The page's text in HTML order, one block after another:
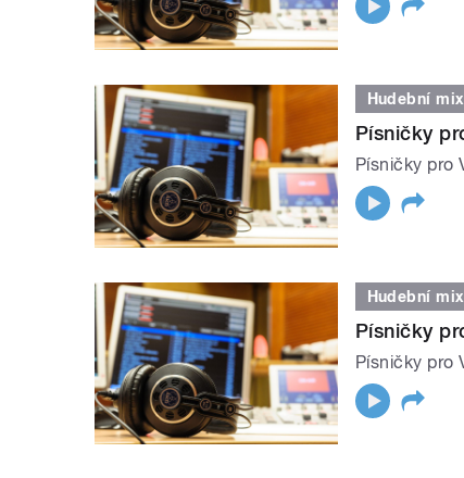
Hudební mix
Písničky
Písničky pro
Hudební mix
Písničky
Písničky pro